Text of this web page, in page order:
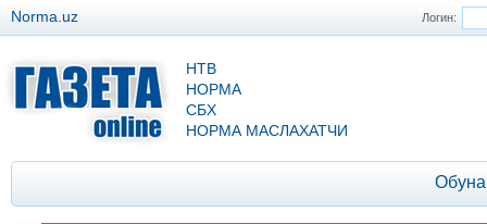
Логин:
Norma.uz
НТВ
НОРМА
СБХ
НОРМА МАСЛАХАТЧИ
Обуна